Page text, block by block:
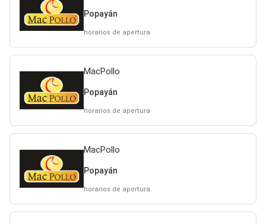
Popayán
horarios de apertura
MacPollo
Popayán
horarios de apertura
MacPollo
Popayán
horarios de apertura